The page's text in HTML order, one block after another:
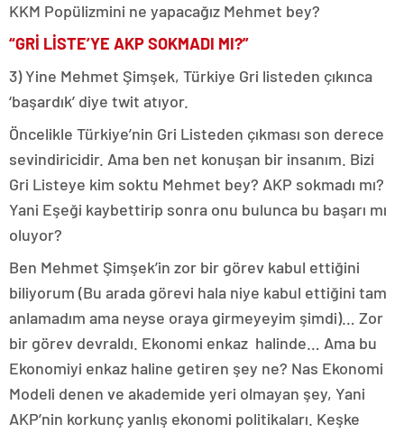
KKM Popülizmini ne yapacağız Mehmet bey?
“GRİ LİSTE’YE AKP SOKMADI MI?”
3) Yine Mehmet Şimşek, Türkiye Gri listeden çıkınca
‘başardık’ diye twit atıyor.
Öncelikle Türkiye’nin Gri Listeden çıkması son derece
sevindiricidir. Ama ben net konuşan bir insanım. Bizi
Gri Listeye kim soktu Mehmet bey? AKP sokmadı mı?
Yani Eşeği kaybettirip sonra onu bulunca bu başarı mı
oluyor?
Ben Mehmet Şimşek’in zor bir görev kabul ettiğini
biliyorum (Bu arada görevi hala niye kabul ettiğini tam
anlamadım ama neyse oraya girmeyeyim şimdi)… Zor
bir görev devraldı. Ekonomi enkaz halinde… Ama bu
Ekonomiyi enkaz haline getiren şey ne? Nas Ekonomi
Modeli denen ve akademide yeri olmayan şey, Yani
AKP’nin korkunç yanlış ekonomi politikaları. Keşke